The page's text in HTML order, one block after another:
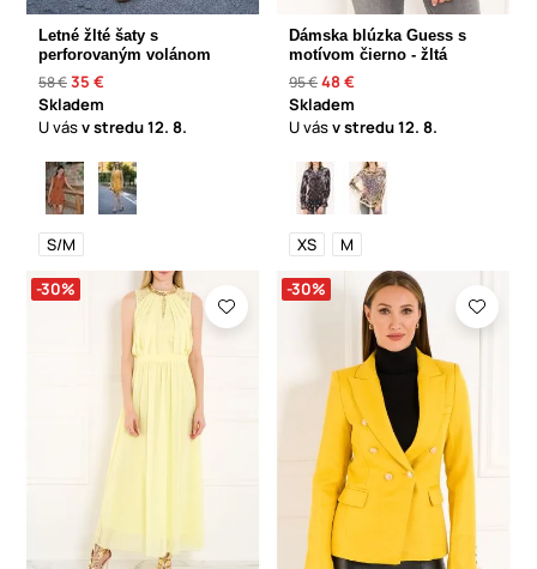
Letné žlté šaty s
perforovaným volánom
58 €35 €
Skladem
U vásv stredu12. 8.
S/M
Dámska blúzka Guess s
motívom čierno - žltá
95 €48 €
Skladem
U vásv stredu12. 8.
XS M
-30% -30%